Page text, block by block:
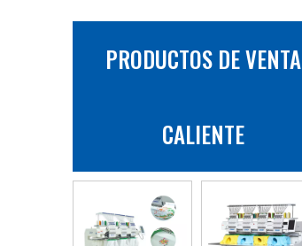
PRODUCTOS DE VENTA
CALIENTE